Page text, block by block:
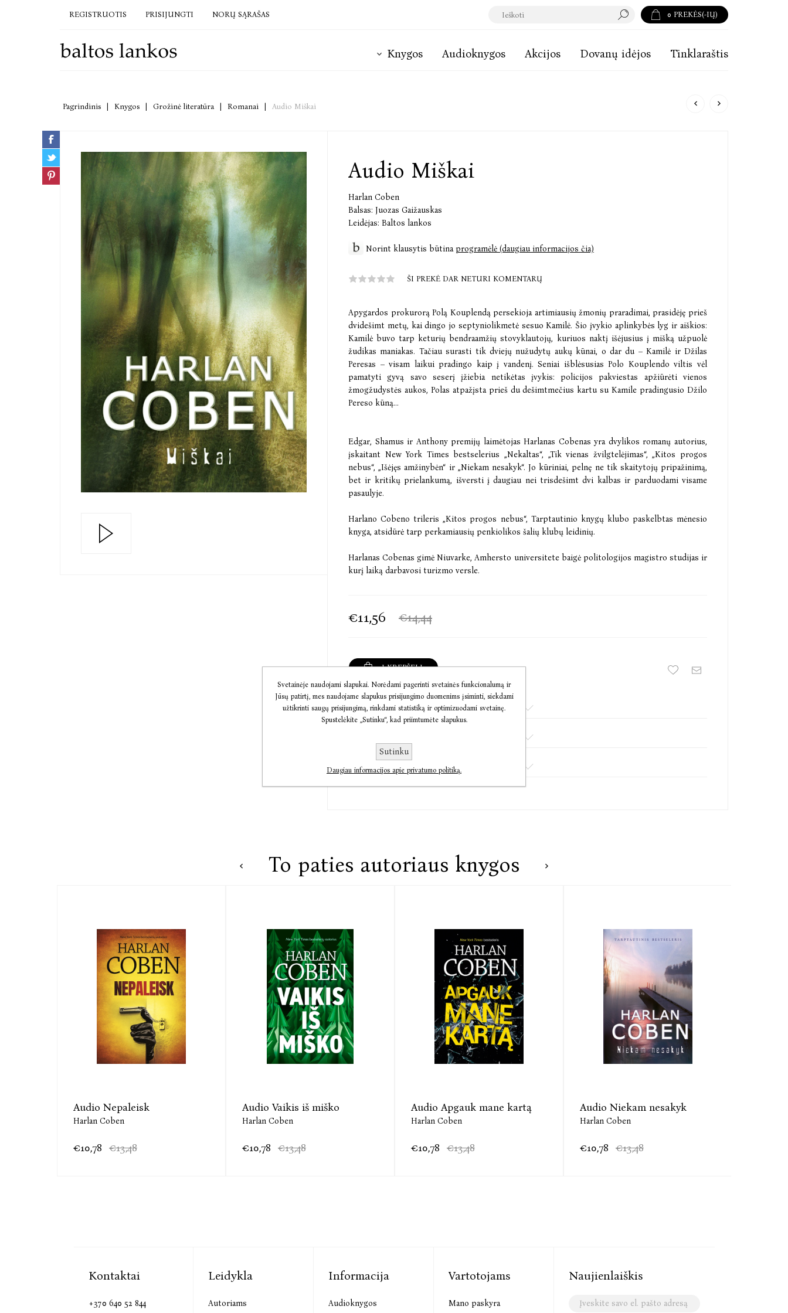
REGISTRUOTIS PRISIJUNGTI NORŲ SĄRAŠAS 0 PREKĖS(-IŲ)
Knygos Audioknygos Akcijos Dovanų idėjos Tinklaraštis
Pagrindinis Knygos Grožinė literatūra Romanai Audio Miškai
Audio Miškai
Harlan Coben
Balsas: Juozas Gaižauskas
Leidėjas: Baltos lankos
Norint klausytis būtinaprogramėlė (daugiau informacijos čia)
ŠI PREKĖ DAR NETURI KOMENTARŲ
Apygardos prokurorą Polą Kouplendą persekioja artimiausių žmonių praradimai, prasidėję prieš
dvidešimt metų, kai dingo jo septyniolikmetė sesuo Kamilė. Šio įvykio aplinkybės lyg ir aiškios:
Kamilė buvo tarp keturių bendraamžių stovyklautojų, kuriuos naktį išėjusius į mišką užpuolė
žudikas maniakas. Tačiau surasti tik dviejų nužudytų aukų kūnai, o dar du – Kamilė ir Džilas
Peresas – visam laikui pradingo kaip į vandenį. Seniai išblėsusias Polo Kouplendo viltis vėl
pamatyti gyvą savo seserį įžiebia netikėtas įvykis: policijos pakviestas apžiūrėti vienos
žmogžudystės aukos, Polas atpažįsta prieš du dešimtmečius kartu su Kamile pradingusio Džilo
Pereso kūną...
Edgar, Shamus ir Anthony premijų laimėtojas Harlanas Cobenas yra dvylikos romanų autorius,
įskaitant New York Times bestselerius „Nekaltas“, „Tik vienas žvilgtelėjimas“, „Kitos progos
nebus“, „Išėjęs amžinybėn“ ir „Niekam nesakyk“. Jo kūriniai, pelnę ne tik skaitytojų pripažinimą,
bet ir kritikų prielankumą, išversti į daugiau nei trisdešimt dvi kalbas ir parduodami visame
pasaulyje.
Harlano Cobeno trileris „Kitos progos nebus“, Tarptautinio knygų klubo paskelbtas mėnesio
knyga, atsidūrė tarp perkamiausių penkiolikos šalių klubų leidinių.
Harlanas Cobenas gimė Niuvarke, Amhersto universitete baigė politologijos magistro studijas ir
kurį laiką darbavosi turizmo versle.
€11,56 €14,44
Į KREPŠELĮ
Informacija
Susisiekite
To paties autoriaus knygos
Audio Nepaleisk
Harlan Coben
€10,78 €13,48
Audio Vaikis iš miško
Harlan Coben
€10,78 €13,48
Audio Apgauk mane kartą
Harlan Coben
€10,78 €13,48
Audio Niekam nesakyk
Harlan Coben
€10,78 €13,48
Kontaktai
+370 640 52 844
Leidykla
Autoriams
Informacija
Audioknygos
Vartotojams
Mano paskyra
Naujienlaiškis
Svetainėje naudojami slapukai. Norėdami pagerinti svetainės funkcionalumą ir
Jūsų patirtį, mes naudojame slapukus prisijungimo duomenims įsiminti, siekdami
užtikrinti saugų prisijungimą, rinkdami statistiką ir optimizuodami svetainę.
Spustelėkite „Sutinku“, kad priimtumėte slapukus.
Sutinku
Daugiau informacijos apie privatumo politiką.